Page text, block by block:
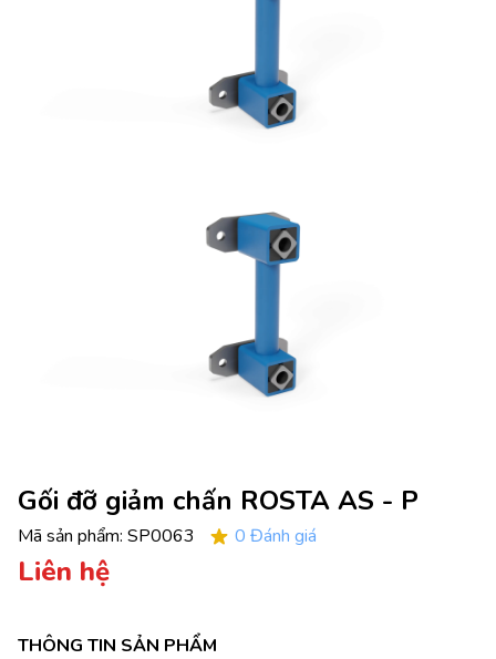
Gối đỡ giảm chấn ROSTA AS - P
Mã sản phẩm: SP0063 0 Đánh giá
Liên hệ
THÔNG TIN SẢN PHẨM